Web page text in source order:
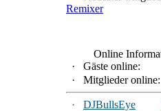
Remixer
Online
·
Gäste online:
·
Mitglieder online:
·
DJBullsEye